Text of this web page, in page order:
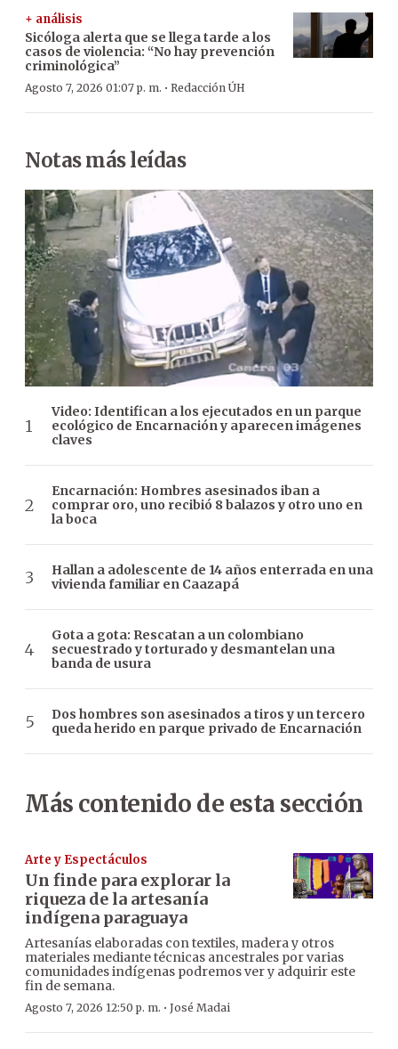
+ análisis
Sicóloga alerta que se llega tarde a los
casos de violencia: “No hay prevención
criminológica”
Agosto 7, 2026 01:07 p. m. · Redacción ÚH
Notas más leídas
Video: Identifican a los ejecutados en un parque
ecológico de Encarnación y aparecen imágenes
claves
Encarnación: Hombres asesinados iban a
comprar oro, uno recibió 8 balazos y otro uno en
la boca
Hallan a adolescente de 14 años enterrada en una
vivienda familiar en Caazapá
Gota a gota: Rescatan a un colombiano
secuestrado y torturado y desmantelan una
banda de usura
Dos hombres son asesinados a tiros y un tercero
queda herido en parque privado de Encarnación
Más contenido de esta sección
Arte y Espectáculos
Un finde para explorar la
riqueza de la artesanía
indígena paraguaya
Artesanías elaboradas con textiles, madera y otros
materiales mediante técnicas ancestrales por varias
comunidades indígenas podremos ver y adquirir este
fin de semana.
Agosto 7, 2026 12:50 p. m. · José Madai